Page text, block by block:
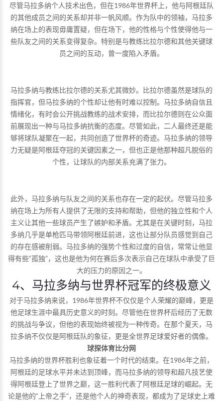
尽管马拉多纳个人技术出色，但在1986年世界杯上，他与阿根廷队
的其他成员之间的关系却并非一帆风顺。作为队中的领袖，马拉多
纳在场上的表现毋庸置疑，但在场下，他的性格与个性使得他与一
些队友之间的关系变得复杂。特别是与教练比拉尔德和其他关键球
员之间的互动，曾一度陷入矛盾。
马拉多纳与教练比拉尔德的关系尤其微妙。比拉尔德虽然是球队的
指挥官，但马拉多纳的个性却让他有时难以控制。马拉多纳自信且
情绪化，有时会公开挑战教练的战术安排，而比拉尔德则在公众面
前展现出一种与马拉多纳抗衡的态度。尽管如此，二人最终还是能
够将球队凝聚在一起，共同创造了世界杯的奇迹。马拉多纳的领导
力无疑是阿根廷夺冠的关键因素之一，但也正是他那种超凡脱俗的
个性，让球队的内部关系充满了张力。
此外，马拉多纳与队友之间的关系也存在一定的起伏。尽管马拉多
纳在场上为所有人提供了无限的支持和帮助，但他的独立性和个人
主义让其他一些球员产生了嫉妒和矛盾。尤其是在关键时刻，马拉
多纳几乎是单枪匹马带领阿根廷前进，这也让部分队员感觉到自己
的存在感被削弱。马拉多纳的强势个性和过度的自信，常常让他显
得有些“孤独”，这也是他为何在赛后多次表示自己在球队中承受了巨
大的压力的原因之一。
4、马拉多纳与世界杯冠军的终极意义
对于马拉多纳来说，1986年世界杯不仅仅是个人荣耀的巅峰，更是
他足球生涯中最具历史意义的时刻。尽管他在世界杯后经历了无数
的挑战与争议，但他的表现始终被视为一种传奇。在那个夏天，马
拉多纳不仅仅是阿根廷队的象征，更是全世界足球爱好者的偶像。
球探体育比分网
马拉多纳的世界杯胜利也象征着一个时代的结束。在1986年之前，
阿根廷的足球水平并未达到顶峰，而马拉多纳的领导和超凡技艺使
得阿根廷登上了世界之巅，这一胜利代表了阿根廷足球的崛起。无
论是他的“上帝之手”，还是他个人的神奇表现，都成为了足球史上难